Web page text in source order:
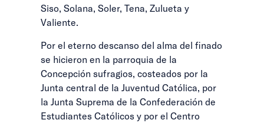
Siso, Solana, Soler, Tena, Zulueta y
Valiente.
Por el eterno descanso del alma del finado
se hicieron en la parroquia de la
Concepción sufragios, costeados por la
Junta central de la Juventud Católica, por
la Junta Suprema de la Confederación de
Estudiantes Católicos y por el Centro